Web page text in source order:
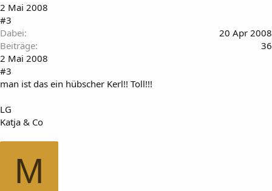
2 Mai 2008
#3
Dabei
20 Apr 2008
Beiträge
36
2 Mai 2008
#3
man ist das ein hübscher Kerl!! Toll!!!
LG
Katja & Co
M